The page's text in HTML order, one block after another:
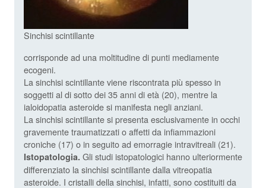
Sinchisi scintillante
corrisponde ad una moltitudine di punti mediamente
ecogeni.
La sinchisi scintillante viene riscontrata più spesso in
soggetti al di sotto dei 35 anni di età (20), mentre la
ialoidopatia asteroide si manifesta negli anziani.
La sinchisi scintillante si presenta esclusivamente in occhi
gravemente traumatizzati o affetti da infiammazioni
croniche (17) o in seguito ad emorragie intravitreali (21).
Istopatologia. Gli studi istopatologici hanno ulteriormente
differenziato la sinchisi scintillante dalla vitreopatia
asteroide. I cristalli della sinchisi, infatti, sono costituiti da